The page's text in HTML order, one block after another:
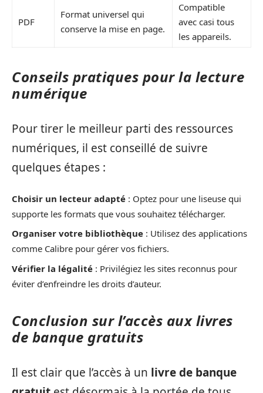
PDF
Format universel qui
conserve la mise en page.
Compatible
avec casi tous
les appareils.
Conseils pratiques pour la lecture
numérique
Pour tirer le meilleur parti des ressources
numériques, il est conseillé de suivre
quelques étapes :
Choisir un lecteur adapté : Optez pour une liseuse qui
supporte les formats que vous souhaitez télécharger.
Organiser votre bibliothèque : Utilisez des applications
comme Calibre pour gérer vos fichiers.
Vérifier la légalité : Privilégiez les sites reconnus pour
éviter d’enfreindre les droits d’auteur.
Conclusion sur l’accès aux livres
de banque gratuits
Il est clair que l’accès à un livre de banque